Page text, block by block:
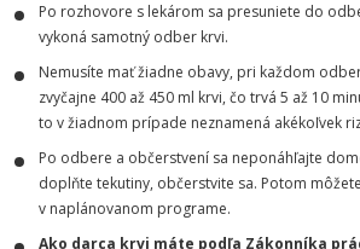
Po rozhovore s lekárom sa presuniete do
vykoná samotný odber krvi.
Nemusíte mať žiadne obavy, pri každom
zvyčajne 400 až 450 ml krvi, čo trvá 5 až 10
to v žiadnom prípade neznamená akékoľvek
Po odbere a občerstvení sa neponáhľajte
doplňte tekutiny, občerstvite sa. Potom
v naplánovanom programe.
Ako darca krvi máte podľa Zákonníka